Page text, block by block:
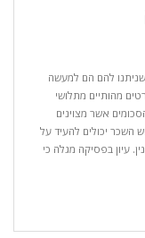
שניתנו להם הם למעשה
מהותיים מתלושי
אשר מצוינים
השכר יכולים להעיד על
עיון בפסיקה מגלה כי